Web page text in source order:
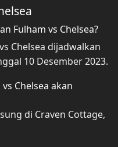
Fulham vs Chelsea?
Chelsea dijadwalkan
10 Desember 2023.
Chelsea akan
di Craven Cottage,